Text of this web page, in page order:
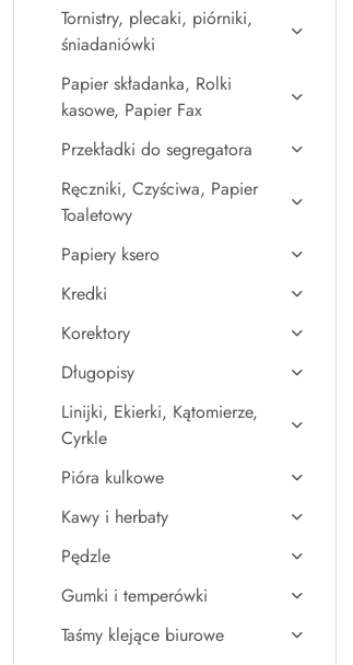
Tornistry, plecaki, piórniki,
śniadaniówki
Papier składanka, Rolki
kasowe, Papier Fax
Przekładki do segregatora
Ręczniki, Czyściwa, Papier
Toaletowy
Papiery ksero
Kredki
Korektory
Długopisy
Linijki, Ekierki, Kątomierze,
Cyrkle
Pióra kulkowe
Kawy i herbaty
Pędzle
Gumki i temperówki
Taśmy klejące biurowe